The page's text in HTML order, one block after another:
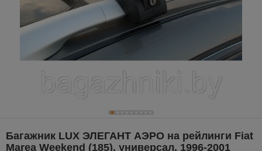
Багажник LUX ЭЛЕГАНТ АЭРО на рейлинги Fiat
Marea Weekend (185), универсал, 1996-2001